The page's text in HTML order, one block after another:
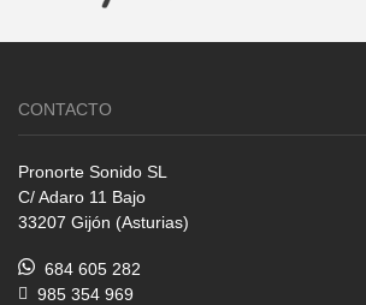
CONTACTO
Pronorte Sonido SL
C/ Adaro 11 Bajo
33207 Gijón (Asturias)
684 605 282
985 354 969